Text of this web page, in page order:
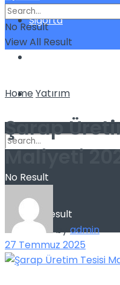
Sigorta
Yatırım
No Result
View All Result
No Result
View All Result
HomeYatırım
Şarap
Maliyeti
byadmin
27 Temmuz 2025